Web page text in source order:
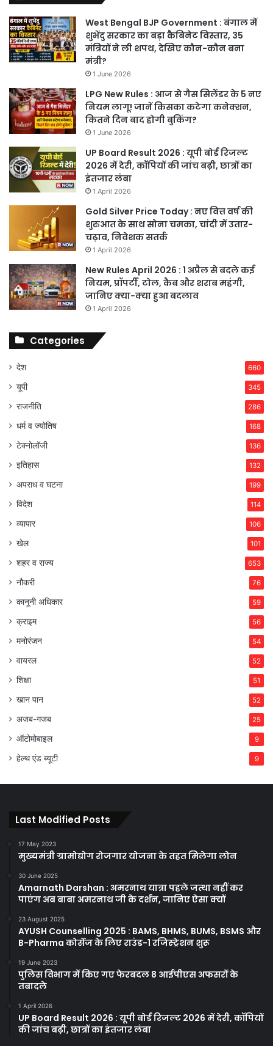
West Bengal BJP Government : बंगाल में
शुभेंदु सरकार का बड़ा कैबिनेट विस्तार, 35
मंत्रियों ने ली शपथ, देखिए कौन-कौन बना
मंत्री?
1 June 2026
LPG New Rules : आज से गैस सिलेंडर के 5 नए
नियम लागू! जानें किसका कटेगा कनेक्शन,
कितने दिन बाद होगी बुकिंग?
1 June 2026
UP Board Result 2026 : यूपी बोर्ड रिजल्ट
2026 में देरी, कॉपियों की जांच बढ़ी, छात्रों का
इंतजार लंबा
1 April 2026
Gold Silver Price Today : नए वित्त वर्ष की
शुरुआत के साथ सोना चमका, चांदी में उतार-
चढ़ाव, निवेशक सतर्क
1 April 2026
New Rules April 2026 : 1 अप्रैल से बदले कई
नियम, प्रॉपर्टी, टोल, कैब और शराब महंगी,
जानिए क्या-क्या हुआ बदलाव
1 April 2026
Categories
देश 660
यूपी 345
राजनीति 286
धर्म व ज्योतिष 168
टेक्नोलॉजी 136
इतिहास 132
अपराध व घटना 199
विदेश 114
व्यापार 106
खेल 101
शहर व राज्य 653
नौकरी 76
कानूनी अधिकार 59
क्राइम 56
मनोरंजन 54
वायरल 52
शिक्षा 51
खान पान 52
अजब-गजब 25
ऑटोमोबाइल 9
हेल्थ एंड ब्यूटी 9
Last Modified Posts
17 May 2023
मुख्यमंत्री ग्रामोद्योग रोजगार योजना के तहत मिलेगा लोन
30 June 2025
Amarnath Darshan : अमरनाथ यात्रा पहले जत्था नहीं कर
पाएंग अब बाबा अमरनाथ जी के दर्शन, जानिए ऐसा क्यों
23 August 2025
AYUSH Counselling 2025 : BAMS, BHMS, BUMS, BSMS और
B-Pharma कोर्सेज के लिए राउंड-1 रजिस्ट्रेशन शुरू
19 June 2023
पुलिस विभाग में किए गए फेरबदल 8 आईपीएस अफसरों के
तबादले
1 April 2026
UP Board Result 2026 : यूपी बोर्ड रिजल्ट 2026 में देरी, कॉपियों
की जांच बढ़ी, छात्रों का इंतजार लंबा